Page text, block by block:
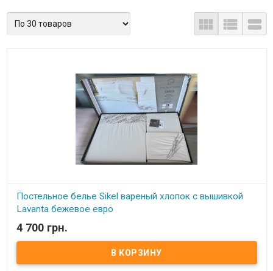
  
Постельное белье Sikel вареный хлопок с вышивкой
Lavanta бежевое евро
В наличии
Постельное белье из вареного хлопка с вышивкой лаванды
Размер евро: пододеяльник: 200х220 см простынь: 240х260 см
наволочки: 2 шт 50х70 см гладкие наволочки: 2 шт 50х70 см с
4 700 грн.